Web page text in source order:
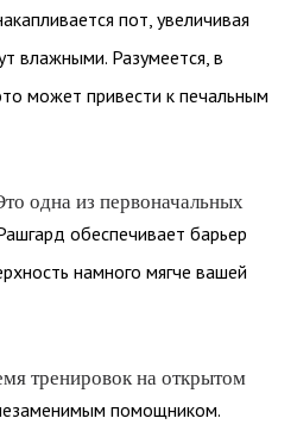
пот, увеличивая
влажными. Разумеется, в
может привести к печальным
одна из первоначальных
обеспечивает барьер
намного мягче вашей
тренировок на открытом
помощником.